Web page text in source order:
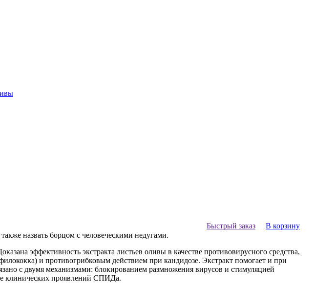
В корзину
Быстрый заказ
назвать борцом с человеческими недугами.
эффективность экстракта листьев оливы в качестве противовирусного средства,
и противогрибковым действием при кандидозе. Экстракт помогает и при
с двумя механизмами: блокированием размножения вирусов и стимуляцией
клинических проявлений СПИДа.